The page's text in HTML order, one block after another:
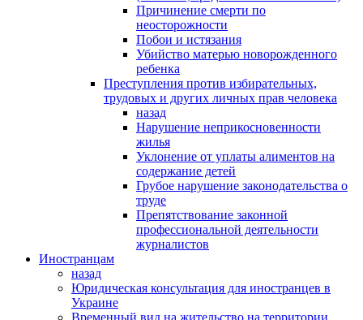
Причинение смерти по
неосторожности
Побои и истязания
Убийство матерью новорожденного
ребенка
Преступления против избирательных,
трудовых и других личных прав человека
назад
Нарушение неприкосновенности
жилья
Уклонение от уплаты алиментов на
содержание детей
Грубое нарушение законодательства о
труде
Препятствование законной
профессиональной деятельности
журналистов
Иностранцам
назад
Юридическая консультация для иностранцев в
Украине
Временный вид на жительство на территории